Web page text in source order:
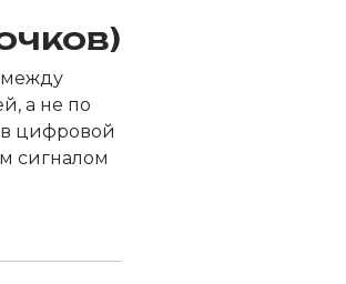
между
а не по
цифровой
сигналом